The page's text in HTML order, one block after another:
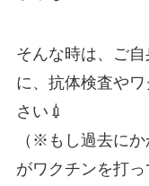
そんな時は、ご
に、抗体検査や
さい💉
（※もし過去に
がワクチンを打